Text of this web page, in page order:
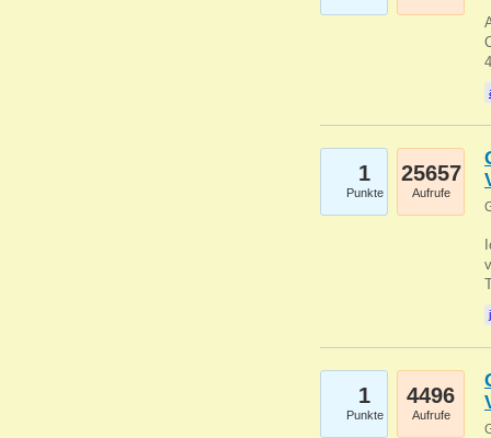
1
Punkte
25657
Aufrufe
1
Punkte
4496
Aufrufe